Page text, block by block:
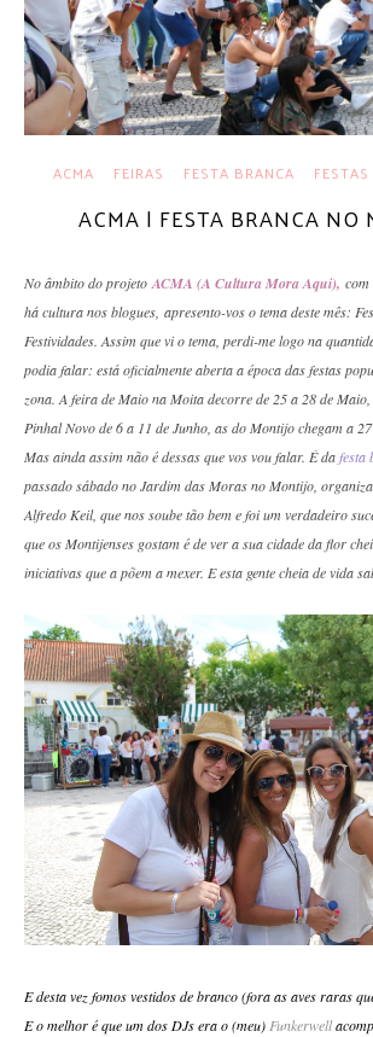
ACMA FEIRAS FESTA BRANCA FESTAS
ACMA | FESTA BRANCA NO
No âmbito do projeto ACMA (A Cultura Mora Aqui), com
há cultura nos blogues, apresento-vos o tema deste mês:
Festividades. Assim que vi o tema, perdi-me logo na
podia falar: está oficialmente aberta a época das festas
zona. A feira de Maio na Moita decorre de 25 a 28 de Maio,
Pinhal Novo de 6 a 11 de Junho, as do Montijo chegam a
Mas ainda assim não é dessas que vos vou falar. É dafesta
passado sábado no Jardim das Moras no Montijo,
Alfredo Keil, que nos soube tão bem e foi um verdadeiro
que os Montijenses gostam é de ver a sua cidade da flor
iniciativas que a põem a mexer. E esta gente cheia de vida
E desta vez fomos vestidos de branco (fora as aves raras
E o melhor é que um dos DJs era o (meu) Funkerwell